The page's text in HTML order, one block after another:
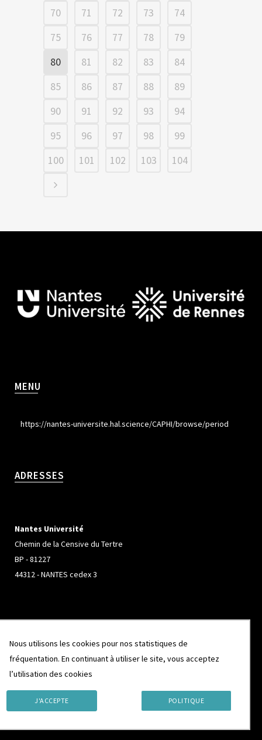
70
71 72 73
74
75
76 77 78
79
80
81 82 83
84
85
86 87 88
89
90
91 92 93
94
95
96 97 98
99
100
101 102 103 104
MENU
https://nantes-universite.hal.science/CAPHI/browse/period
ADRESSES
Nantes Université
Chemin de la Censive du Tertre
BP - 81227
44312 - NANTES cedex 3
Campus de Beaulieu
263 Avenue Général Leclerc
CS 74205
35042 - RENNES cedex
Nous utilisons les cookies pour nos statistiques de
fréquentation. En continuant à utiliser le site, vous acceptez
l’utilisation des cookies
J'ACCEPTE POLITIQUE